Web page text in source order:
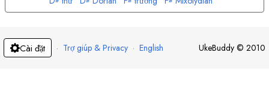
Cài đặt · Trợ giúp & Privacy · English UkeBuddy © 2010